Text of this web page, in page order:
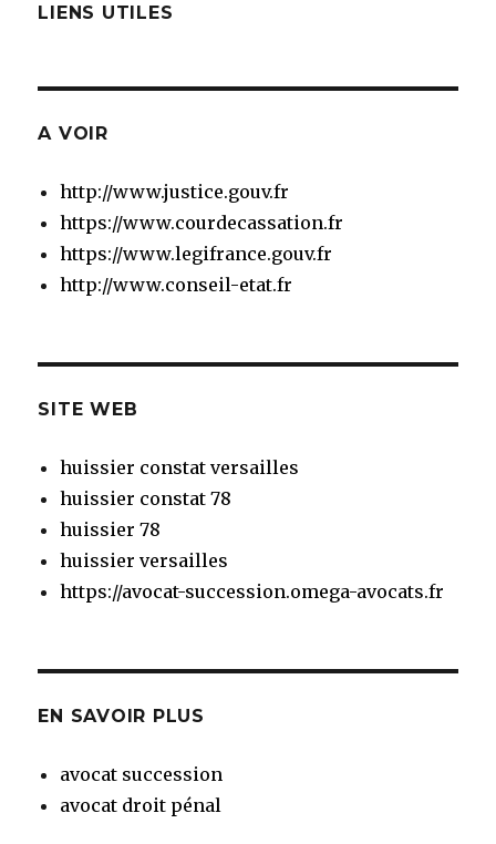
LIENS UTILES
A VOIR
http://www.justice.gouv.fr
https://www.courdecassation.fr
https://www.legifrance.gouv.fr
http://www.conseil-etat.fr
SITE WEB
huissier constat versailles
huissier constat 78
huissier 78
huissier versailles
https://avocat-succession.omega-avocats.fr
EN SAVOIR PLUS
avocat succession
avocat droit pénal